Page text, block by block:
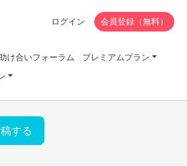
け合いフォーラム
プレミアムプラン
ログイン 会員登録（無料）
する